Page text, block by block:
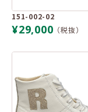
151-002-02
¥29,000 （税抜）